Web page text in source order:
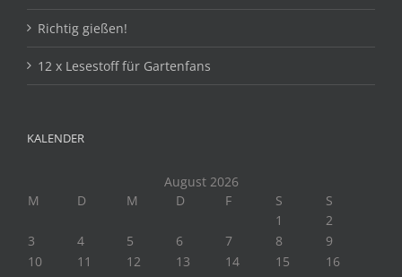
Richtig gießen!
12 x Lesestoff für Gartenfans
KALENDER
August 2026
M
D M D F S
S
1
2
3
4 5 6 7 8
9
10
11 12 13 14 15
16